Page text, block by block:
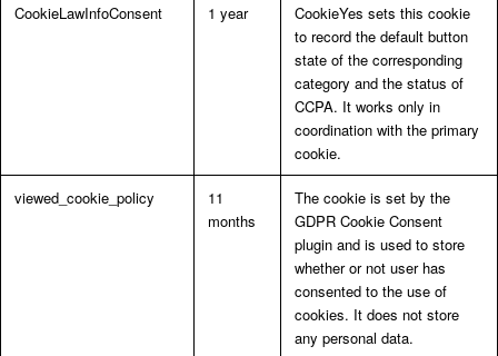
CookieLawInfoConsent 1 year
CookieYes sets this cookie
to record the default button
state of the corresponding
category and the status of
CCPA. It works only in
coordination with the primary
cookie.
viewed_cookie_policy
11
months
The cookie is set by the
GDPR Cookie Consent
plugin and is used to store
whether or not user has
consented to the use of
cookies. It does not store
any personal data.